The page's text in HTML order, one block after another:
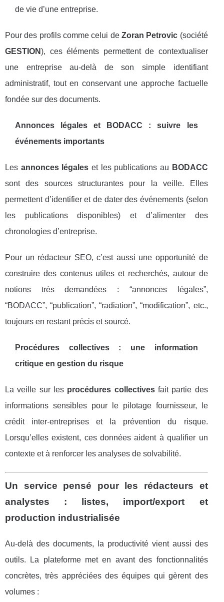
de vie d’une entreprise.
Pour des profils comme celui de Zoran Petrovic (société
GESTION), ces éléments permettent de contextualiser
une entreprise au-delà de son simple identifiant
administratif, tout en conservant une approche factuelle
fondée sur des documents.
Annonces légales et BODACC : suivre les
événements importants
Les annonces légales et les publications au BODACC
sont des sources structurantes pour la veille. Elles
permettent d’identifier et de dater des événements (selon
les publications disponibles) et d’alimenter des
chronologies d’entreprise.
Pour un rédacteur SEO, c’est aussi une opportunité de
construire des contenus utiles et recherchés, autour de
notions très demandées : “annonces légales”,
“BODACC”, “publication”, “radiation”, “modification”, etc.,
toujours en restant précis et sourcé.
Procédures collectives : une information
critique en gestion du risque
La veille sur les procédures collectivesfait partie des
informations sensibles pour le pilotage fournisseur, le
crédit inter-entreprises et la prévention du risque.
Lorsqu’elles existent, ces données aident à qualifier un
contexte et à renforcer les analyses de solvabilité.
Un service pensé pour les rédacteurs et
analystes : listes, import/export et
production industrialisée
Au-delà des documents, la productivité vient aussi des
outils. La plateforme met en avant des fonctionnalités
concrètes, très appréciées des équipes qui gèrent des
volumes :